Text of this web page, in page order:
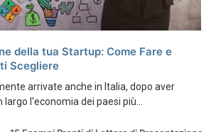
della tua Startup: Come Fare e
Scegliere
arrivate anche in Italia, dopo aver
largo l'economia dei paesi più...